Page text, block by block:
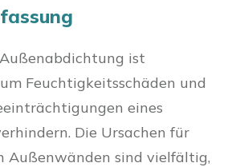
ist
Feuchtigkeitsschäden und
eines
Die Ursachen für
Außenwänden sind vielfältig,